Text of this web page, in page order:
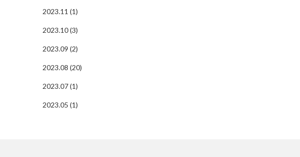
2023.11 (1)
2023.10 (3)
2023.09 (2)
2023.08 (20)
2023.07 (1)
2023.05 (1)